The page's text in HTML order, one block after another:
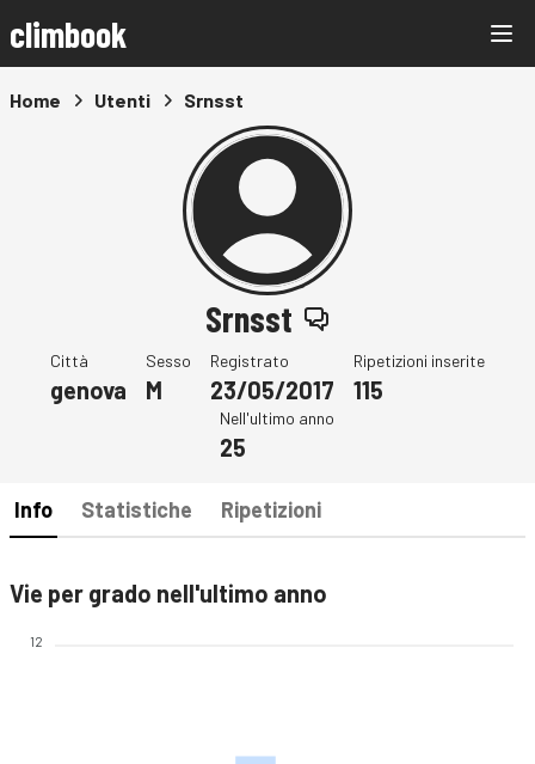
climbook
Home Utenti Srnsst
Srnsst
Città
genova
Sesso
M
Registrato
23/05/2017
Ripetizioni inserite
115
Nell'ultimo anno
25
Info Statistiche Ripetizioni
Vie per grado nell'ultimo anno
12